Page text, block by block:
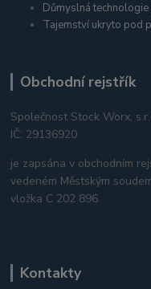
Důmyslná
Tajemství ukryto pod
Obchodní rejstřík
Společnost Stock Worx,
IČ: 29136920
je zapsána v obchodním
vedeném Městským
vložka C 202 896
Kontakty